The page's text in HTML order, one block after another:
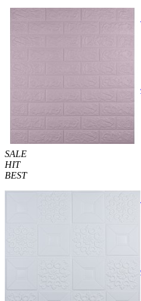
Самоклеющаяся
51 грн.
В закладки
SALE
HIT
BEST
Самоклеющаяся
Купить В закладки